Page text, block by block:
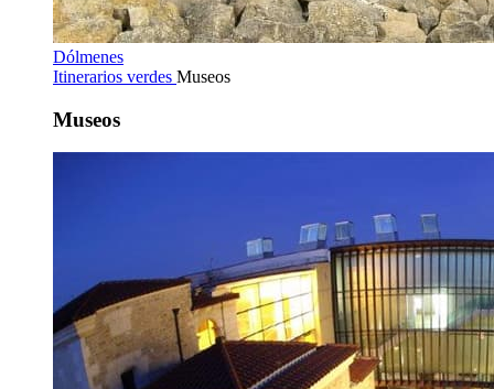
Dólmenes
Itinerarios verdes Museos
Museos